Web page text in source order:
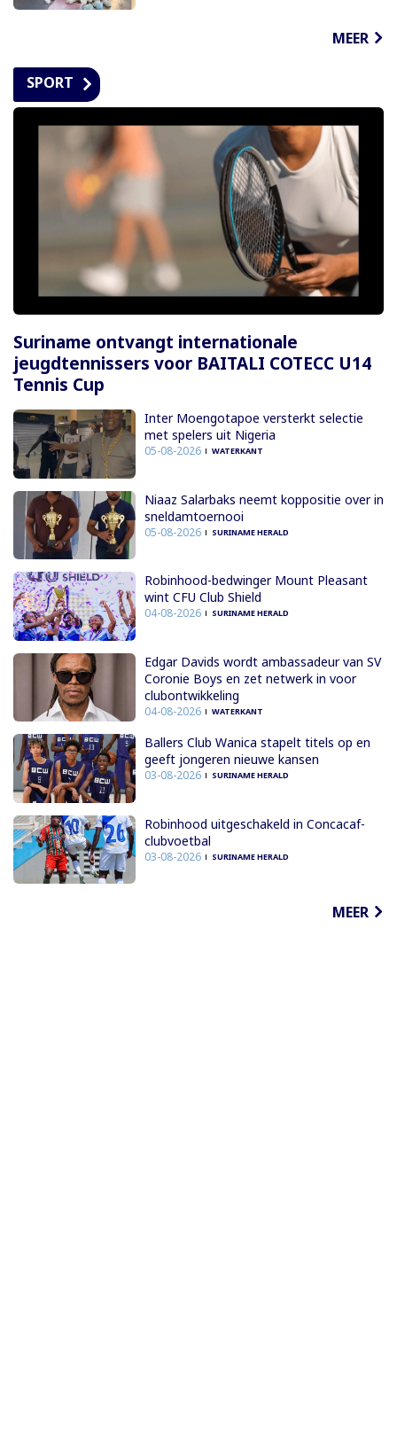
MEER
SPORT
Suriname ontvangt internationale
jeugdtennissers voor BAITALI COTECC U14
Tennis Cup
Inter Moengotapoe versterkt selectie
met spelers uit Nigeria
05-08-2026 WATERKANT
Niaaz Salarbaks neemt koppositie over in
sneldamtoernooi
05-08-2026 SURINAME HERALD
Robinhood-bedwinger Mount Pleasant
wint CFU Club Shield
04-08-2026 SURINAME HERALD
Edgar Davids wordt ambassadeur van SV
Coronie Boys en zet netwerk in voor
clubontwikkeling
04-08-2026 WATERKANT
Ballers Club Wanica stapelt titels op en
geeft jongeren nieuwe kansen
03-08-2026 SURINAME HERALD
Robinhood uitgeschakeld in Concacaf-
clubvoetbal
03-08-2026 SURINAME HERALD
MEER